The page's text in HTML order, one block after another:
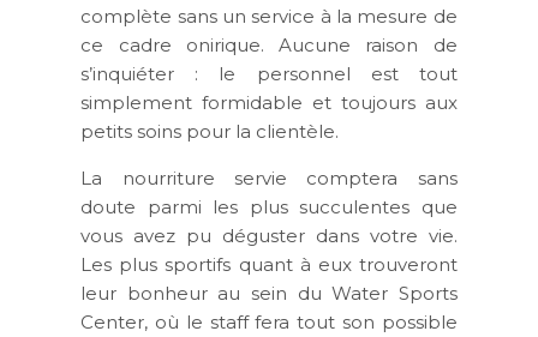
complète sans un service à la mesure de
ce cadre onirique. Aucune raison de
s’inquiéter : le personnel est tout
simplement formidable et toujours aux
petits soins pour la clientèle.
La nourriture servie comptera sans
doute parmi les plus succulentes que
vous avez pu déguster dans votre vie.
Les plus sportifs quant à eux trouveront
leur bonheur au sein du Water Sports
Center, où le staff fera tout son possible